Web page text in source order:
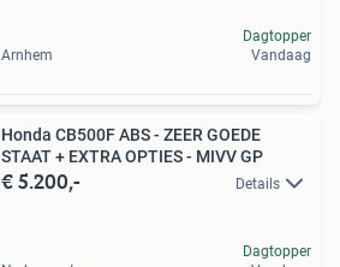
Arnhem
Dagtopper
Vandaag
Honda CB500F ABS - ZEER GOEDE
STAAT + EXTRA OPTIES - MIVV GP
€ 5.200,- Details
Dagtopper